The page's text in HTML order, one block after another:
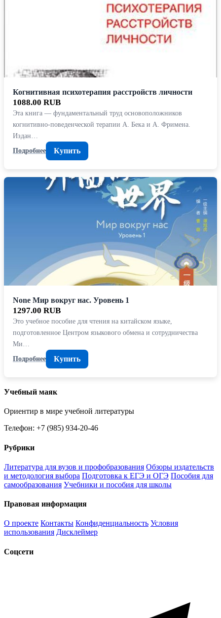
Когнитивная психотерапия расстройств личности
1088.00 RUB
Эта книга — фундаментальный труд основоположников
когнитивно-поведенческой терапии А. Бека и А. Фримена.
Издан…
Подробнее
Купить
None Мир вокруг нас. Уровень 1
1297.00 RUB
Это учебное пособие для чтения на китайском языке,
подготовленное Центром языкового обмена и сотрудничества
Ми…
Подробнее
Купить
Учебный маяк
Ориентир в мире учебной литературы
Телефон: +7 (985) 934-20-46
Рубрики
Литература для вузов и профобразования Обзоры издательств
и методология выбора Подготовка к ЕГЭ и ОГЭ Пособия для
самообразования Учебники и пособия для школы
Правовая информация
О проекте Контакты Конфиденциальность Условия
использования Дисклеймер
Соцсети